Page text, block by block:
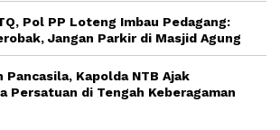
Pol PP Loteng Imbau Pedagang:
Jangan Parkir di Masjid Agung
Pancasila, Kapolda NTB Ajak
Persatuan di Tengah Keberagaman